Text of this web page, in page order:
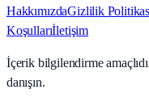
HakkımızdaGizlilik
Koşullarıİletişim
İçerik bilgilendirme
danışın.